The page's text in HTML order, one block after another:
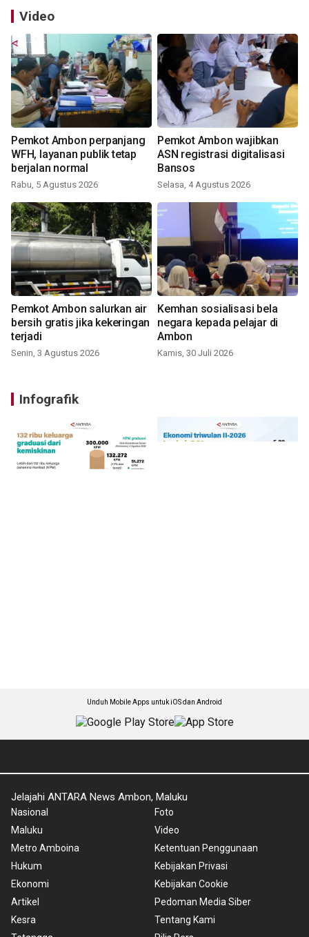
Video
Pemkot Ambon perpanjang
WFH, layanan publik tetap
berjalan normal
Rabu, 5 Agustus 2026
Pemkot Ambon wajibkan
ASN registrasi digitalisasi
Bansos
Selasa, 4 Agustus 2026
Pemkot Ambon salurkan air
bersih gratis jika kekeringan
terjadi
Senin, 3 Agustus 2026
Kemhan sosialisasi bela
negara kepada pelajar di
Ambon
Kamis, 30 Juli 2026
Infografik
Unduh Mobile Apps untuk iOS dan Android
Jelajahi ANTARA News Ambon, Maluku
Nasional
Maluku
Metro Amboina
Hukum
Ekonomi
Artikel
Kesra
Foto
Video
Ketentuan Penggunaan
Kebijakan Privasi
Kebijakan Cookie
Pedoman Media Siber
Tentang Kami